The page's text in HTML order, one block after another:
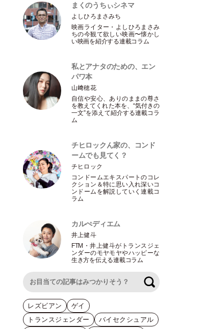
まくのうちぃシネマ
よしひろまさみち
映画ライター ・ よしひろまさみ
ちの今観て欲しい映画〜懐かし
い映画を紹介する連載コラム
私とアナタのための、エン
パワ本
山﨑穂花
自信や安心、ありのままの尊さ
を教えてくれた本を、“気付きの
一文”を添えて紹介する連載コラ
ム
チヒロックん家の、コンド
ームでも見てく？
チヒロック
コンドームエキスパートのコレ
クション＆特に思い入れ深いコ
ンドームを解説していく連載コ
ラム
カルぺディエム
井上健斗
FTM ・井上健斗がトランスジェ
ンダーのモヤモヤやハッピーな
生き方を伝える連載コラム
レズビアン
ゲイ
トランスジェンダー
バイセクシュアル